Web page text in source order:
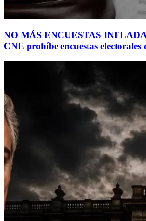
NO MÁS ENCUESTAS
CNE prohíbe encuestas electorales